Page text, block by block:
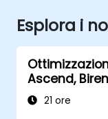
Esplora i
Ascend,
21 ore